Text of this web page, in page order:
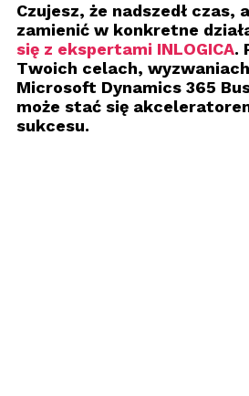
Czujesz, że nadszedł czas,
zamienić w konkretne
się z ekspertami INLOGICA.
Twoich celach,
Microsoft Dynamics 365
może stać się
sukcesu.